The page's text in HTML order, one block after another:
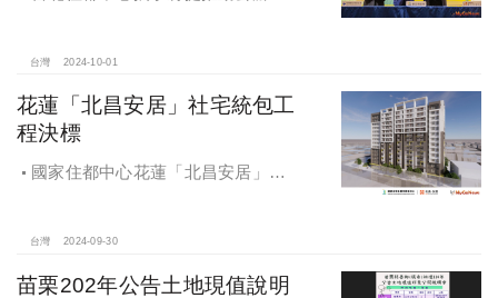
台灣 2024-10-01
花蓮「北昌安居」社宅統包工
程決標
國家住都中心花蓮「北昌安居」社
台灣 2024-09-30
苗栗202年公告土地現值說明